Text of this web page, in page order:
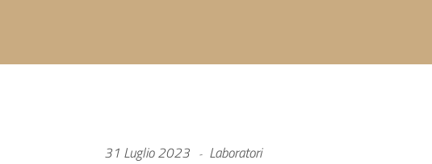
31 Luglio 2023 Laboratori